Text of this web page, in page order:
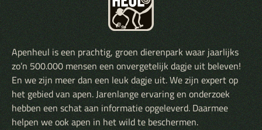
Apenheul is een prachtig, groen dierenpark waar jaarlijks
zo’n 500.000 mensen een onvergetelijk dagje uit beleven!
En we zijn meer dan een leuk dagje uit. We zijn expert op
het gebied van apen. Jarenlange ervaring en onderzoek
hebben een schat aan informatie opgeleverd. Daarmee
helpen we ook apen in het wild te beschermen.